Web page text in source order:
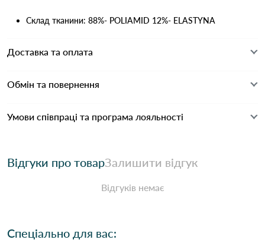
Склад тканини: 88%- POLIAMID 12%- ELASTYNA
Доставка та оплата
Обмін та повернення
Умови співпраці та програма лояльності
Відгуки про товарЗалишити відгук
Відгуків немає
Спеціально для вас: